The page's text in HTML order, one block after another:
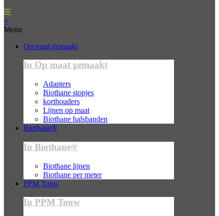
×
Menu
Op maat gemaakt
In Op maat gemaakt
Adapters
Biothane stopjes
korthouders
Lijnen op maat
Biothane halsbanden
Biothane®
In Biothane®
Biothane lijnen
Biothane per meter
PPM Touw
In PPM Touw